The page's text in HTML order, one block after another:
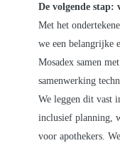
De volgende
Met het
we een belangrijke
Mosadex samen
samenwerking
We leggen dit vast
inclusief planning,
voor apothekers.